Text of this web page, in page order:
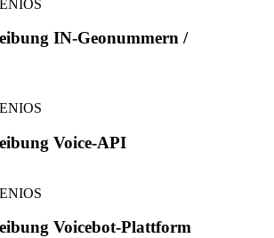
IN-Geonummern /
Voice-API
Voicebot-Plattform